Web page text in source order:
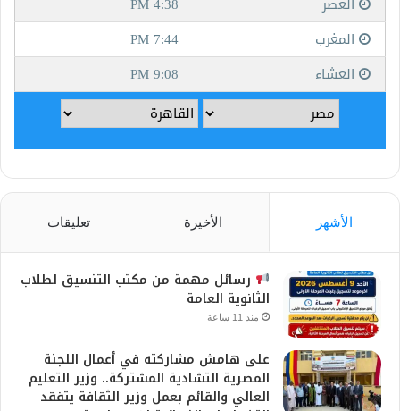
الأشهر الأخيرة تعليقات
رسائل مهمة من مكتب التنسيق لطلاب
الثانوية العامة
منذ 11 ساعة
على هامش مشاركته في أعمال اللجنة
المصرية التشادية المشتركة.. وزير التعليم
العالي والقائم بعمل وزير الثقافة يتفقد